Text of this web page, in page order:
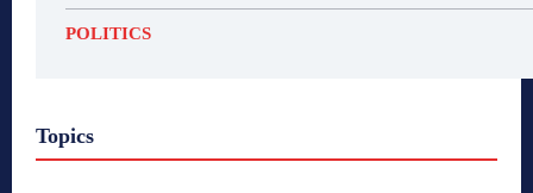
POLITICS
Topics